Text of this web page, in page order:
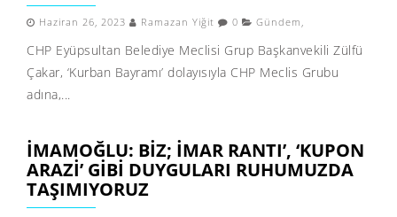
Haziran 26, 2023 Ramazan Yiğit 0 Gündem ,
CHP Eyüpsultan Belediye Meclisi Grup Başkanvekili Zülfü
Çakar, ‘Kurban Bayramı’ dolayısıyla CHP Meclis Grubu
adına,...
İMAMOĞLU: BIZ; İMAR RANTI’, ‘KUPON
ARAZI’ GIBI DUYGULARI RUHUMUZDA
TAŞIMIYORUZ